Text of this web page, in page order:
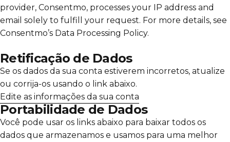
provider, Consentmo, processes your IP address and
email solely to fulfill your request. For more details, see
Consentmo’s Data Processing Policy.
Retificação de Dados
Se os dados da sua conta estiverem incorretos, atualize
ou corrija-os usando o link abaixo.
Edite as informações da sua conta
Portabilidade de Dados
Você pode usar os links abaixo para baixar todos os
dados que armazenamos e usamos para uma melhor